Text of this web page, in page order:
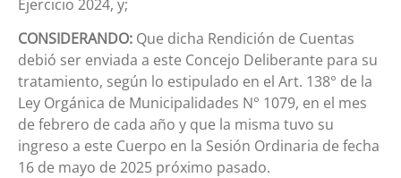
Ejercicio 2024, y;
CONSIDERANDO: Que dicha Rendición de Cuentas
debió ser enviada a este Concejo Deliberante para su
tratamiento, según lo estipulado en el Art. 138° de la
Ley Orgánica de Municipalidades N° 1079, en el mes
de febrero de cada año y que la misma tuvo su
ingreso a este Cuerpo en la Sesión Ordinaria de fecha
16 de mayo de 2025 próximo pasado.